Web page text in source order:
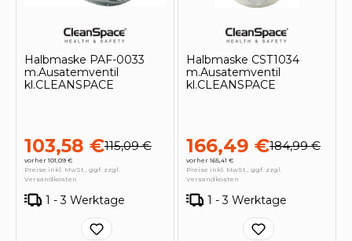
Halbmaske PAF-0033
m.Ausatemventil
kl.CLEANSPACE
103,58 €115,09 €
vorher 101,09 €
Preise inkl. MwSt., ggf. zzgl.
Versandkosten
1 - 3 Werktage
Halbmaske CST1034
m.Ausatemventil
kl.CLEANSPACE
166,49 €184,99 €
vorher 165,41 €
Preise inkl. MwSt., ggf. zzgl.
Versandkosten
1 - 3 Werktage